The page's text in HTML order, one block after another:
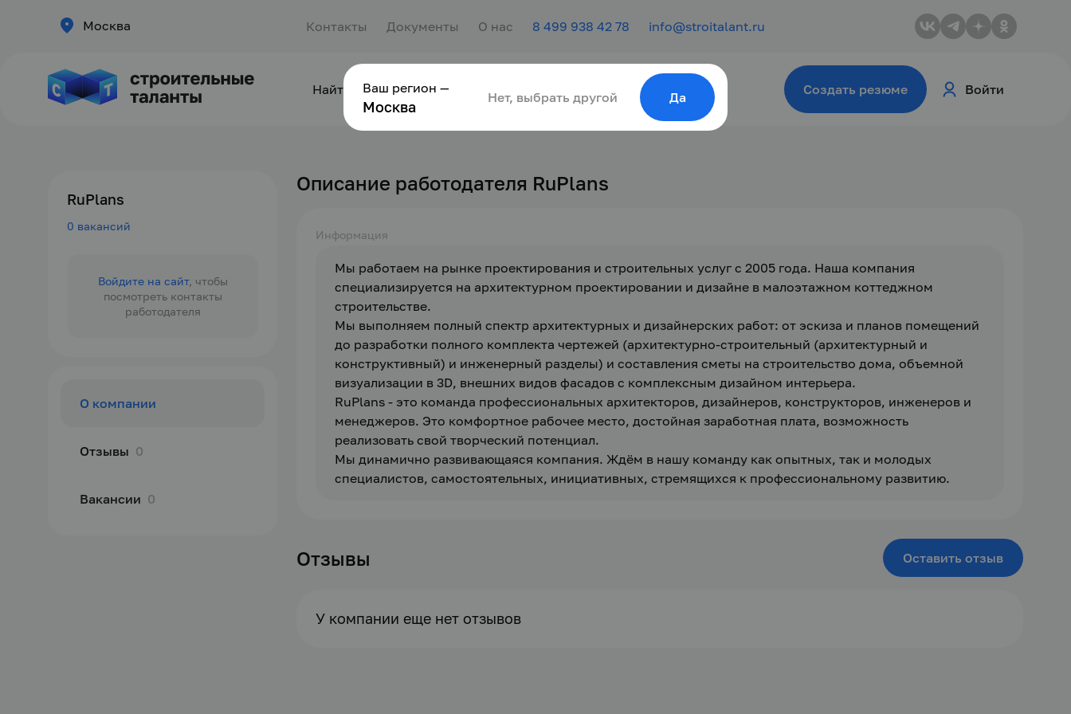
Москва Контакты Документы О нас 8 499 938 42 78 info@stroitalant.ru
Найти сотрудника Найти работу Для молодёжи Создать резюме Войти
RuPlans
0 вакансий
Войдите на сайт, чтобы
посмотреть контакты
работодателя
О компании
Отзывы 0
Вакансии 0
Описание работодателя RuPlans
Информация
Мы работаем на рынке проектирования и строительных услуг с 2005 года. Наша компания
специализируется на архитектурном проектировании и дизайне в малоэтажном коттеджном
строительстве.
Мы выполняем полный спектр архитектурных и дизайнерских работ: от эскиза и планов помещений
до разработки полного комплекта чертежей (архитектурно-строительный (архитектурный и
конструктивный) и инженерный разделы) и составления сметы на строительство дома, объемной
визуализации в 3D, внешних видов фасадов с комплексным дизайном интерьера.
RuPlans - это команда профессиональных архитекторов, дизайнеров, конструкторов, инженеров и
менеджеров. Это комфортное рабочее место, достойная заработная плата, возможность
реализовать свой творческий потенциал.
Мы динамично развивающаяся компания. Ждём в нашу команду как опытных, так и молодых
специалистов, самостоятельных, инициативных, стремящихся к профессиональному развитию.
Отзывы Оставить отзыв
У компании еще нет отзывов
Ваш регион —
Москва
Нет, выбрать другой Да